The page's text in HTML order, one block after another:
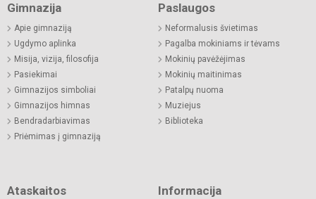
Gimnazija
Apie gimnaziją
Ugdymo aplinka
Misija, vizija, filosofija
Pasiekimai
Gimnazijos simboliai
Gimnazijos himnas
Bendradarbiavimas
Priėmimas į gimnaziją
Paslaugos
Neformalusis švietimas
Pagalba mokiniams ir tėvams
Mokinių pavėžėjimas
Mokinių maitinimas
Patalpų nuoma
Muziejus
Biblioteka
Ataskaitos Informacija